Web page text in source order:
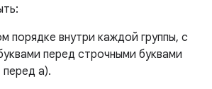
порядке внутри каждой группы, с
перед строчными буквами
перед а).